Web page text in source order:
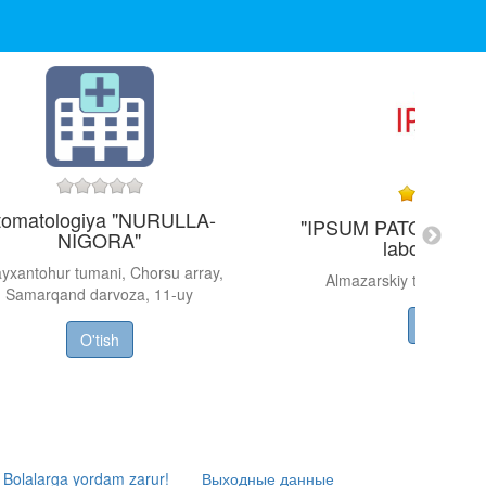
"NURULLA-
NIGORA"
tumani, Chorsu array,
Samarqand darvoza, 11-uy
O'tish
"IPSUM
Almazarskiy tumani,
Bolalarga yordam zarur! Выходные данные